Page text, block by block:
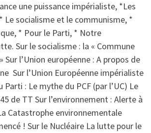
une puissance impérialiste, *Les
Le socialisme et le communisme, *
* Pour le Parti, * Notre
Sur le socialisme : la « Commune
Sur l’Union européenne : A propos de
Sur l’Union Européenne impérialiste
: Le mythe du PCF (par l’UC) Le
de TT Sur l’environnement : Alerte à
Catastrophe environnementale
! Sur le Nucléaire La lutte pour le